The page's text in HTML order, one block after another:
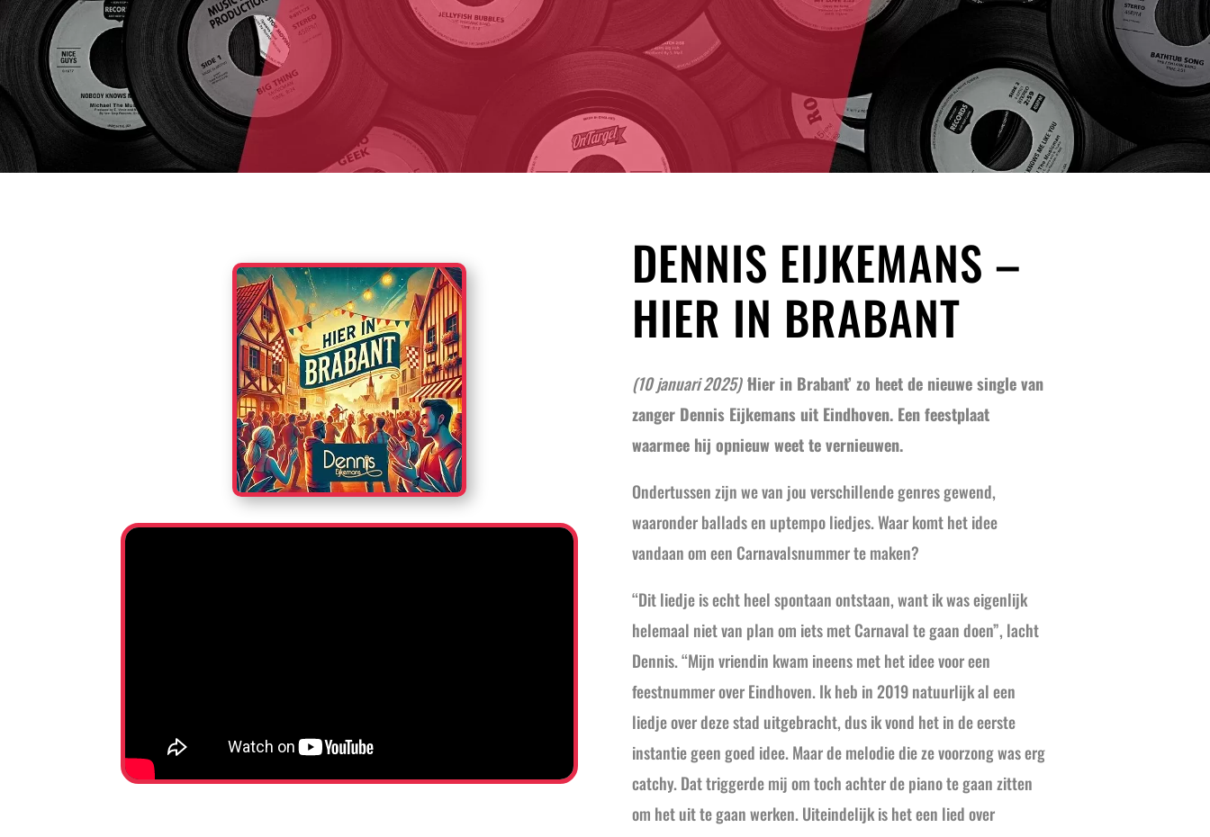
DENNIS EIJKEMANS –
HIER IN BRABANT
(10 januari 2025) ‘Hier in Brabant’ zo heet de nieuwe single van
zanger Dennis Eijkemans uit Eindhoven. Een feestplaat
waarmee hij opnieuw weet te vernieuwen.
Ondertussen zijn we van jou verschillende genres gewend,
waaronder ballads en uptempo liedjes. Waar komt het idee
vandaan om een Carnavalsnummer te maken?
“Dit liedje is echt heel spontaan ontstaan, want ik was eigenlijk
helemaal niet van plan om iets met Carnaval te gaan doen”, lacht
Dennis. “Mijn vriendin kwam ineens met het idee voor een
feestnummer over Eindhoven. Ik heb in 2019 natuurlijk al een
liedje over deze stad uitgebracht, dus ik vond het in de eerste
instantie geen goed idee. Maar de melodie die ze voorzong was erg
catchy. Dat triggerde mij om toch achter de piano te gaan zitten
om het uit te gaan werken. Uiteindelijk is het een lied over